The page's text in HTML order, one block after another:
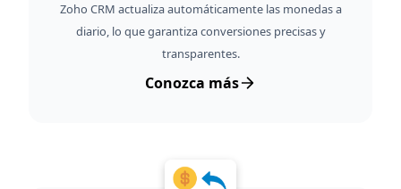
Zoho CRM actualiza automáticamente las monedas a
diario, lo que garantiza conversiones precisas y
transparentes.
Conozca más